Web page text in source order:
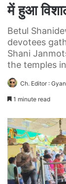
में हुआ
Betul
devotees
Shani
the temples
Ch. Editor :
1 minute read